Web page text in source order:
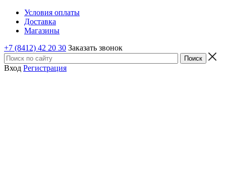
Условия оплаты
Доставка
Магазины
+7 (8412) 42 20 30 Заказать звонок
Вход Регистрация